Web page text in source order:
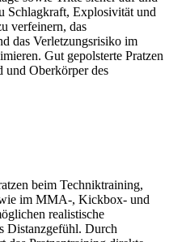
Schlagkraft, Explosivität und
verfeinern, das
das Verletzungsrisiko im
Gut gepolsterte Pratzen
und Oberkörper des
beim Techniktraining,
im MMA-, Kickbox- und
realistische
Distanzgefühl. Durch